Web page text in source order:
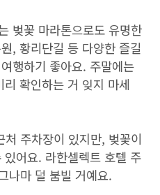
벚꽃 마라톤으로도 유명한
, 황리단길 등 다양한 즐길
행하기 좋아요. 주말에는
확인하는 거 잊지 마세
주차장이 있지만, 벚꽃이
어요. 라한셀렉트 호텔 주
나마 덜 붐빌 거예요.